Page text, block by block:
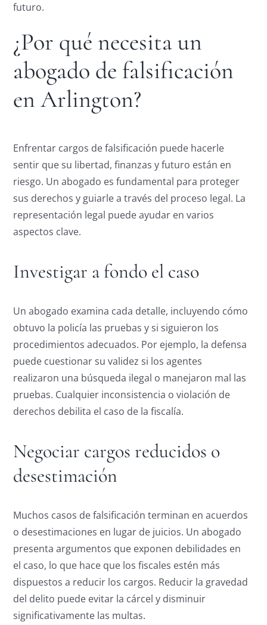
futuro.
¿Por qué necesita un
abogado de falsificación
en Arlington?
Enfrentar cargos de falsificación puede hacerle
sentir que su libertad, finanzas y futuro están en
riesgo. Un abogado es fundamental para proteger
sus derechos y guiarle a través del proceso legal. La
representación legal puede ayudar en varios
aspectos clave.
Investigar a fondo el caso
Un abogado examina cada detalle, incluyendo cómo
obtuvo la policía las pruebas y si siguieron los
procedimientos adecuados. Por ejemplo, la defensa
puede cuestionar su validez si los agentes
realizaron una búsqueda ilegal o manejaron mal las
pruebas. Cualquier inconsistencia o violación de
derechos debilita el caso de la fiscalía.
Negociar cargos reducidos o
desestimación
Muchos casos de falsificación terminan en acuerdos
o desestimaciones en lugar de juicios. Un abogado
presenta argumentos que exponen debilidades en
el caso, lo que hace que los fiscales estén más
dispuestos a reducir los cargos. Reducir la gravedad
del delito puede evitar la cárcel y disminuir
significativamente las multas.